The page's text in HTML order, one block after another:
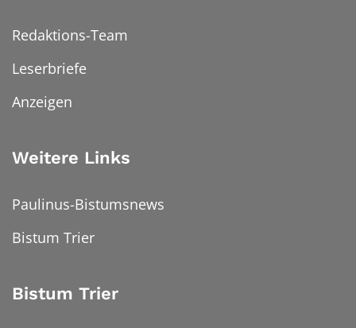
Redaktions-Team
Leserbriefe
Anzeigen
Weitere Links
Paulinus-Bistumsnews
Bistum Trier
Bistum Trier